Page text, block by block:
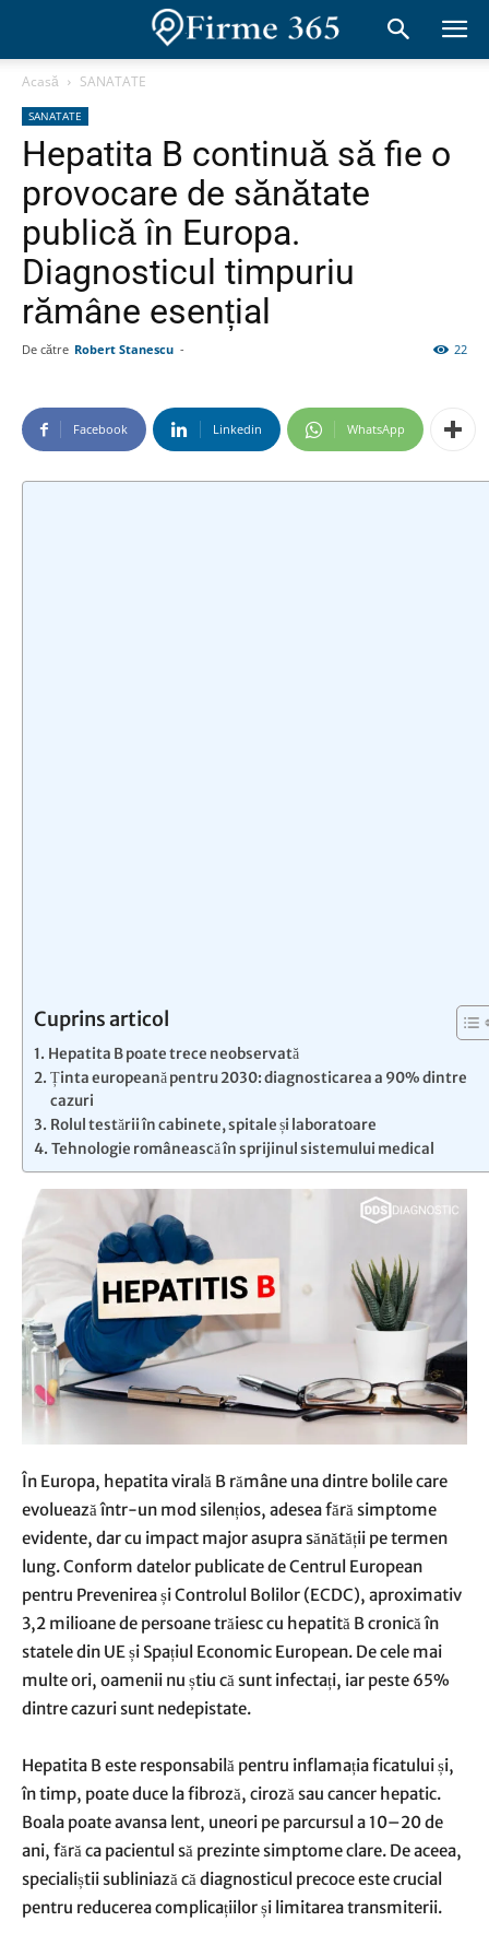
Acasă SANATATE
SANATATE
Hepatita B continuă să fie o
provocare de sănătate
publică în Europa.
Diagnosticul timpuriu
rămâne esențial
De către Robert Stanescu - 22
Facebook Linkedin WhatsApp
Cuprins articol
Hepatita B poate trece neobservată
Ținta europeană pentru 2030: diagnosticarea a 90% dintre
cazuri
Rolul testării în cabinete, spitale și laboratoare
Tehnologie românească în sprijinul sistemului medical
În Europa, hepatita virală B rămâne una dintre bolile care
evoluează într-un mod silențios, adesea fără simptome
evidente, dar cu impact major asupra sănătății pe termen
lung. Conform datelor publicate de Centrul European
pentru Prevenirea și Controlul Bolilor (ECDC), aproximativ
3,2 milioane de persoane trăiesc cu hepatită B cronică în
statele din UE și Spațiul Economic European. De cele mai
multe ori, oamenii nu știu că sunt infectați, iar peste 65%
dintre cazuri sunt nedepistate.
Hepatita B este responsabilă pentru inflamația ficatului și,
în timp, poate duce la fibroză, ciroză sau cancer hepatic.
Boala poate avansa lent, uneori pe parcursul a 10–20 de
ani, fără ca pacientul să prezinte simptome clare. De aceea,
specialiștii subliniază că diagnosticul precoce este crucial
pentru reducerea complicațiilor și limitarea transmiterii.